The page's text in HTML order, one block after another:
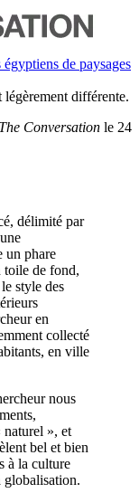
de paysages
légèrement différente.
The Conversation le 24
délimité par
un phare
toile de fond,
style des
en
collecté
en ville
nous
naturel », et
bel et bien
à la culture
globalisation.